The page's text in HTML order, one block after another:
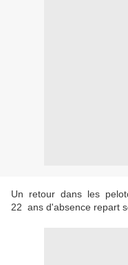
Un retour dans les
22 ans d'absence repart